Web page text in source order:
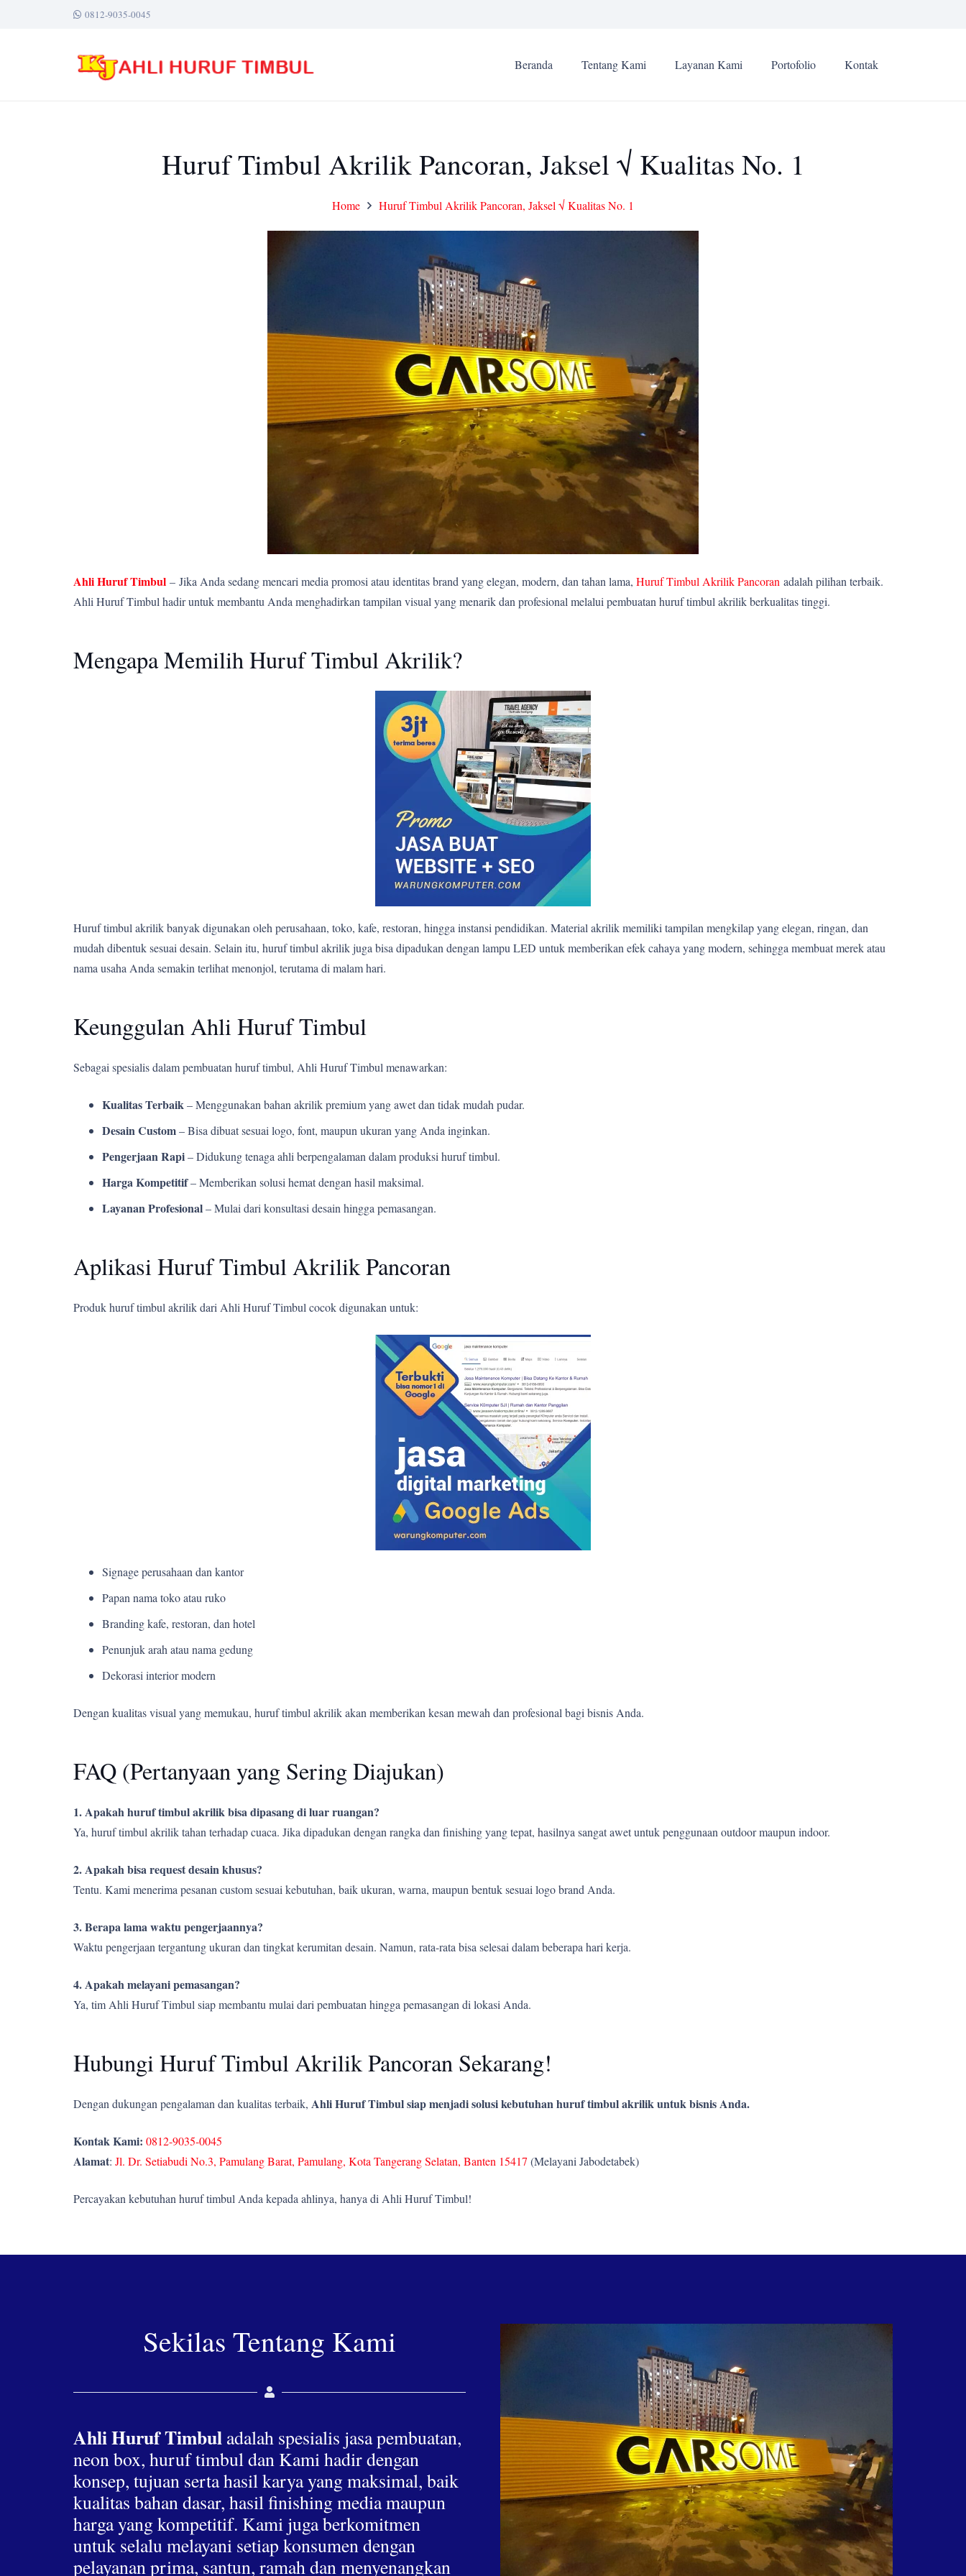
0812-9035-0045
Beranda Tentang Kami Layanan Kami Portofolio Kontak
Huruf Timbul Akrilik Pancoran, Jaksel √ Kualitas No. 1
Home Huruf Timbul Akrilik Pancoran, Jaksel √ Kualitas No. 1
Ahli Huruf Timbul – Jika Anda sedang mencari media promosi atau identitas brand yang elegan, modern, dan tahan lama, Huruf Timbul Akrilik Pancoran adalah pilihan terbaik.
Ahli Huruf Timbul hadir untuk membantu Anda menghadirkan tampilan visual yang menarik dan profesional melalui pembuatan huruf timbul akrilik berkualitas tinggi.
Mengapa Memilih Huruf Timbul Akrilik?
Huruf timbul akrilik banyak digunakan oleh perusahaan, toko, kafe, restoran, hingga instansi pendidikan. Material akrilik memiliki tampilan mengkilap yang elegan, ringan, dan
mudah dibentuk sesuai desain. Selain itu, huruf timbul akrilik juga bisa dipadukan dengan lampu LED untuk memberikan efek cahaya yang modern, sehingga membuat merek atau
nama usaha Anda semakin terlihat menonjol, terutama di malam hari.
Keunggulan Ahli Huruf Timbul
Sebagai spesialis dalam pembuatan huruf timbul, Ahli Huruf Timbul menawarkan:
Kualitas Terbaik– Menggunakan bahan akrilik premium yang awet dan tidak mudah pudar.
Desain Custom– Bisa dibuat sesuai logo, font, maupun ukuran yang Anda inginkan.
Pengerjaan Rapi– Didukung tenaga ahli berpengalaman dalam produksi huruf timbul.
Harga Kompetitif– Memberikan solusi hemat dengan hasil maksimal.
Layanan Profesional– Mulai dari konsultasi desain hingga pemasangan.
Aplikasi Huruf Timbul Akrilik Pancoran
Produk huruf timbul akrilik dari Ahli Huruf Timbul cocok digunakan untuk:
Signage perusahaan dan kantor
Papan nama toko atau ruko
Branding kafe, restoran, dan hotel
Penunjuk arah atau nama gedung
Dekorasi interior modern
Dengan kualitas visual yang memukau, huruf timbul akrilik akan memberikan kesan mewah dan profesional bagi bisnis Anda.
FAQ (Pertanyaan yang Sering Diajukan)
1. Apakah huruf timbul akrilik bisa dipasang di luar ruangan?
Ya, huruf timbul akrilik tahan terhadap cuaca. Jika dipadukan dengan rangka dan finishing yang tepat, hasilnya sangat awet untuk penggunaan outdoor maupun indoor.
2. Apakah bisa request desain khusus?
Tentu. Kami menerima pesanan custom sesuai kebutuhan, baik ukuran, warna, maupun bentuk sesuai logo brand Anda.
3. Berapa lama waktu pengerjaannya?
Waktu pengerjaan tergantung ukuran dan tingkat kerumitan desain. Namun, rata-rata bisa selesai dalam beberapa hari kerja.
4. Apakah melayani pemasangan?
Ya, tim Ahli Huruf Timbul siap membantu mulai dari pembuatan hingga pemasangan di lokasi Anda.
Hubungi Huruf Timbul Akrilik Pancoran Sekarang!
Dengan dukungan pengalaman dan kualitas terbaik, Ahli Huruf Timbul siap menjadi solusi kebutuhan huruf timbul akrilik untuk bisnis Anda.
Kontak Kami: 0812-9035-0045
Alamat: Jl. Dr. Setiabudi No.3, Pamulang Barat, Pamulang, Kota Tangerang Selatan, Banten 15417 (Melayani Jabodetabek)
Percayakan kebutuhan huruf timbul Anda kepada ahlinya, hanya di Ahli Huruf Timbul!
Sekilas Tentang Kami
Ahli Huruf Timbul adalah spesialis jasa pembuatan,
neon box, huruf timbul dan Kami hadir dengan
konsep, tujuan serta hasil karya yang maksimal, baik
kualitas bahan dasar, hasil finishing media maupun
harga yang kompetitif. Kami juga berkomitmen
untuk selalu melayani setiap konsumen dengan
pelayanan prima, santun, ramah dan menyenangkan